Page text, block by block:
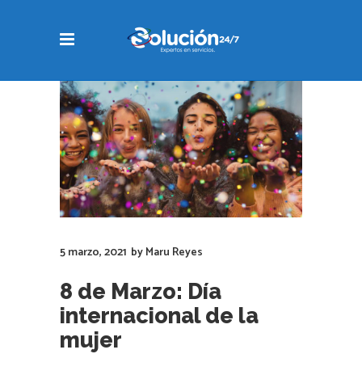
5 marzo, 2021 byMaru Reyes
8 de Marzo: Día
internacional de la
mujer